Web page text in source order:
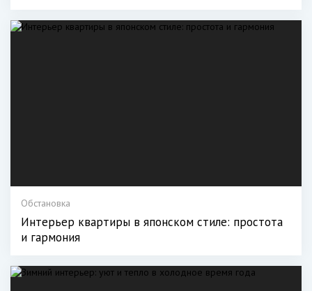
Обстановка
Интерьер квартиры в японском стиле: простота
и гармония